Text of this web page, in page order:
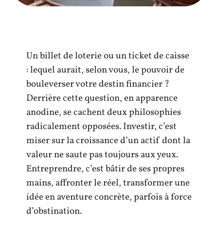
Un billet de loterie ou un ticket de caisse
: lequel aurait, selon vous, le pouvoir de
bouleverser votre destin financier ?
Derrière cette question, en apparence
anodine, se cachent deux philosophies
radicalement opposées. Investir, c’est
miser sur la croissance d’un actif dont la
valeur ne saute pas toujours aux yeux.
Entreprendre, c’est bâtir de ses propres
mains, affronter le réel, transformer une
idée en aventure concrète, parfois à force
d’obstination.